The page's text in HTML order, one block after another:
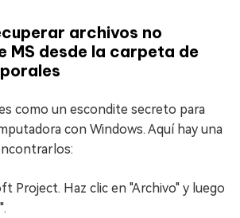
archivos no
MS desde la carpeta de
como un escondite secreto para
con Windows. Aquí hay una
Project. Haz clic en "Archivo" y luego